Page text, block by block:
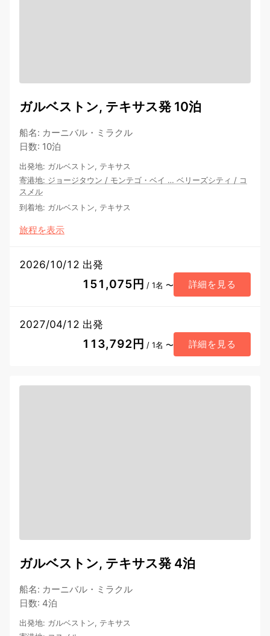
ガルベストン, テキサス発 10泊
船名: カーニバル・ミラクル
日数: 10泊
出発地: ガルベストン, テキサス
寄港地: ジョージタウン / モンテゴ・ベイ … ベリーズシティ / コ
スメル
到着地: ガルベストン, テキサス
旅程を表示
2026/10/12 出発
151,075円 / 1名 〜 詳細を見る
2027/04/12 出発
113,792円 / 1名 〜 詳細を見る
ガルベストン, テキサス発 4泊
船名: カーニバル・ミラクル
日数: 4泊
出発地: ガルベストン, テキサス